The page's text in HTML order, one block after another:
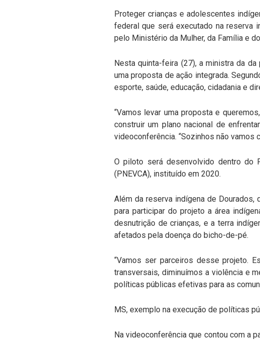
Proteger crianças e adolescentes
federal que será executado na reserva
pelo Ministério da Mulher, da Família e
Nesta quinta-feira (27), a ministra da
uma proposta de ação integrada.
esporte, saúde, educação, cidadania e
“Vamos levar uma proposta e
construir um plano nacional de
videoconferência. “Sozinhos não vamos
O piloto será desenvolvido dentro do
(PNEVCA), instituído em 2020.
Além da reserva indígena de
para participar do projeto a área
desnutrição de crianças, e a terra
afetados pela doença do bicho-de-pé.
“Vamos ser parceiros desse projeto.
transversais, diminuímos a violência e
políticas públicas efetivas para as
MS, exemplo na execução de políticas
Na videoconferência que contou com a